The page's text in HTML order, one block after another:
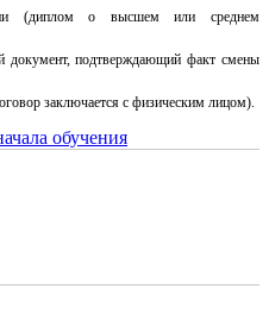
(диплом о высшем или среднем
документ, подтверждающий факт смены
заключается с физическим лицом).
обучения